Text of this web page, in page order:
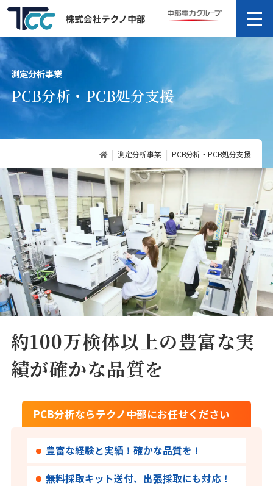
PCB分析・PCB処分支援
測定分析事業
測定分析事業 PCB分析・PCB処分支援
約100万検体以上の豊富な実
績が確かな品質を
PCB分析ならテクノ中部にお任せください
豊富な経験と実績！確かな品質を！
無料採取キット送付、出張採取にも対応！